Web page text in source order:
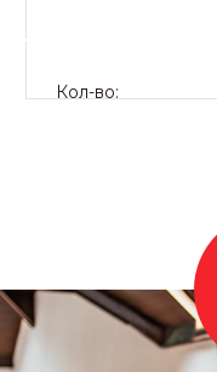
Кол-во: